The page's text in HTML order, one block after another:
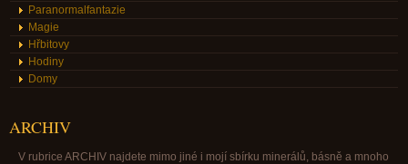
Paranormalfantazie
Magie
Hřbitovy
Hodiny
Domy
ARCHIV
V rubrice ARCHIV najdete mimo jiné i mojí sbírku minerálů, básně a mnoho